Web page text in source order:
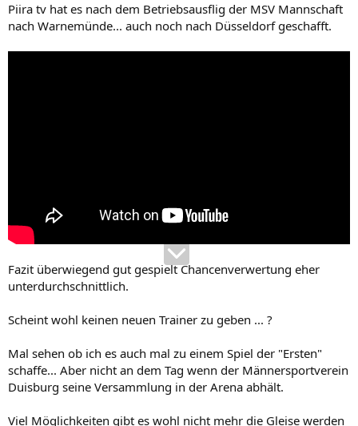
Piira tv hat es nach dem Betriebsausflig der MSV Mannschaft
nach Warnemünde... auch noch nach Düsseldorf geschafft.
Fazit überwiegend gut gespielt Chancenverwertung eher
unterdurchschnittlich.
Scheint wohl keinen neuen Trainer zu geben ... ?
Mal sehen ob ich es auch mal zu einem Spiel der "Ersten"
schaffe... Aber nicht an dem Tag wenn der Männersportverein
Duisburg seine Versammlung in der Arena abhält.
Viel Möglichkeiten gibt es wohl nicht mehr die Gleise werden